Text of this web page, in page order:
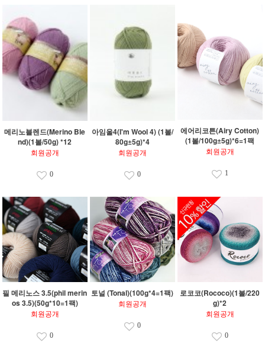
메리노블렌드(Merino Ble
nd)(1볼/50g) *12
회원공개
0
아임울4(I'm Wool 4) (1볼/
80g±5g)*4
회원공개
0
에어리코튼(Airy Cotton)
(1볼/100g±5g)*6=1팩
회원공개
1
필 메리노스 3.5(phil merin
os 3.5)(50g*10=1팩)
회원공개
0
토널 (Tonal)(100g*4=1팩)
회원공개
0
로코코(Rococo)(1볼/220
g)*2
회원공개
0